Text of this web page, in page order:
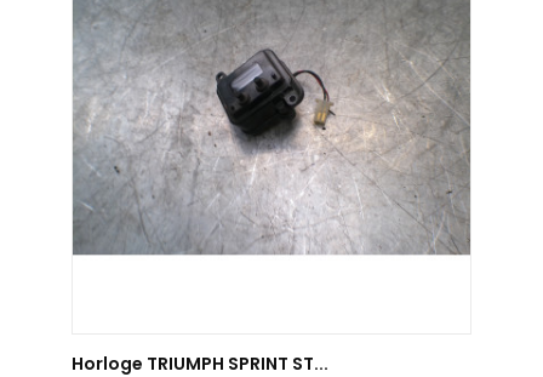
Horloge TRIUMPH SPRINT ST...